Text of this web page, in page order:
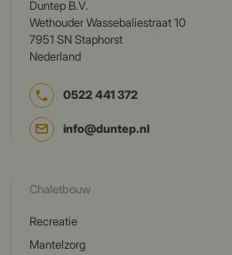
Duntep B.V.
Wethouder Wassebaliestraat 10
7951 SN Staphorst
Nederland
0522 441 372
info@duntep.nl
Chaletbouw
Recreatie
Mantelzorg